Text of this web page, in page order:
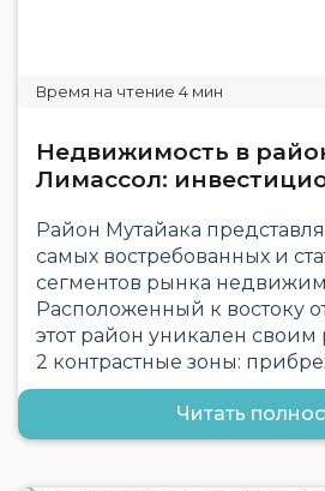
Недвижимость в
Лимассол:
Район Мутайака
самых востребованных и
сегментов рынка
Расположенный к востоку
этот район уникален
2 контрастные зоны:
Читать